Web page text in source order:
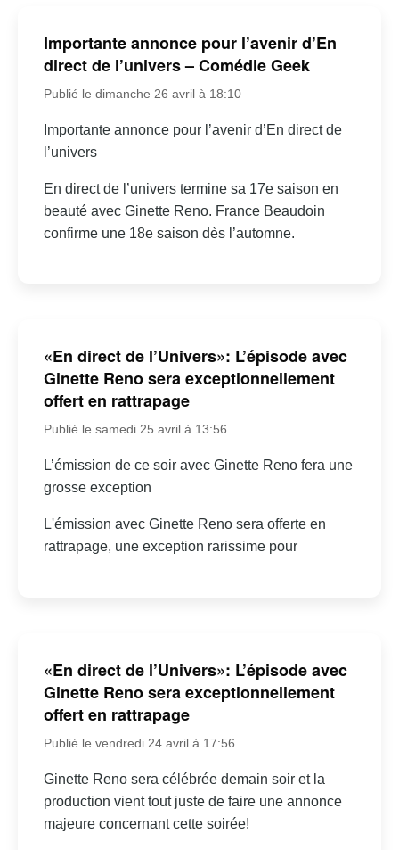
Importante annonce pour l’avenir d’En
direct de l’univers – Comédie Geek
Publié le dimanche 26 avril à 18:10
Importante annonce pour l’avenir d’En direct de
l’univers
En direct de l’univers termine sa 17e saison en
beauté avec Ginette Reno. France Beaudoin
confirme une 18e saison dès l’automne.
«En direct de l’Univers»: L’épisode avec
Ginette Reno sera exceptionnellement
offert en rattrapage
Publié le samedi 25 avril à 13:56
L’émission de ce soir avec Ginette Reno fera une
grosse exception
L'émission avec Ginette Reno sera offerte en
rattrapage, une exception rarissime pour
«En direct de l’Univers»: L’épisode avec
Ginette Reno sera exceptionnellement
offert en rattrapage
Publié le vendredi 24 avril à 17:56
Ginette Reno sera célébrée demain soir et la
production vient tout juste de faire une annonce
majeure concernant cette soirée!